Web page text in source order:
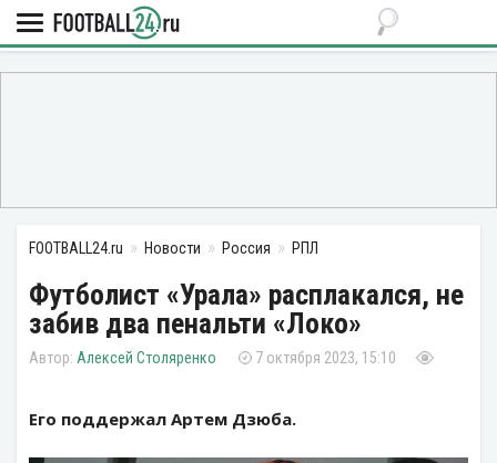
FOOTBALL24.ru Новости Россия РПЛ
Футболист «Урала» расплакался, не
забив два пенальти «Локо»
Алексей Столяренко 7 октября 2023, 15:10
Его поддержал Артем Дзюба.